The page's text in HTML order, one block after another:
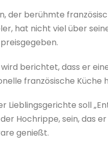
der berühmte
hat nicht viel über
berichtet, dass er
französische Küche
Lieblingsgerichte soll
Hochrippe, sein, das
genießt.